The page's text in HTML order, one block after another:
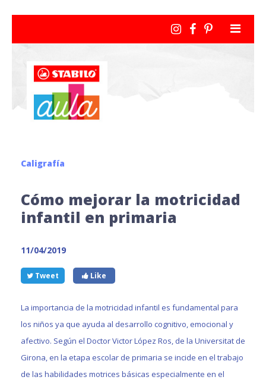
Caligrafía
Cómo mejorar la motricidad
infantil en primaria
11/04/2019
Tweet Like
La importancia de la motricidad infantil es fundamental para
los niños ya que ayuda al desarrollo cognitivo, emocional y
afectivo. Según el Doctor Victor López Ros, de la Universitat de
Girona, en la etapa escolar de primaria se incide en el trabajo
de las habilidades motrices básicas especialmente en el